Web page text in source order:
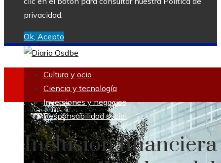
privacidad.
Ok, Acepto
Cultura y ocio
Ciencia y tecnología
Inversiones y negocios
Responsabilidad social
Inversiones y negocios
Inclusión financiera